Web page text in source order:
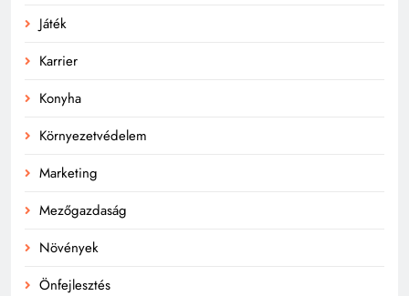
Játék
Karrier
Konyha
Környezetvédelem
Marketing
Mezőgazdaság
Növények
Önfejlesztés